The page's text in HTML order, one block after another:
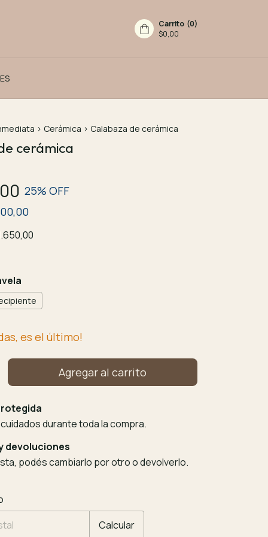
Carrito (0)
$0,00
> Cerámica > Calabaza de cerámica
cerámica
25% OFF
es el último!
durante toda la compra.
devoluciones
podés cambiarlo por otro o devolverlo.
Calcular